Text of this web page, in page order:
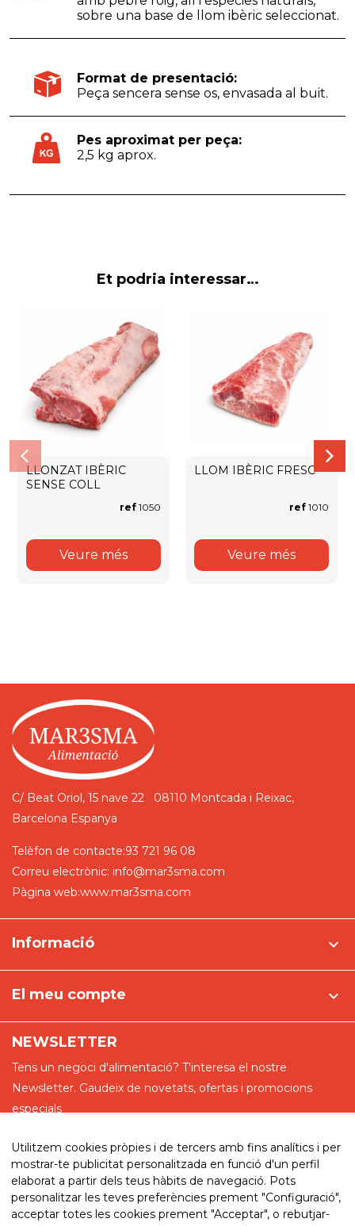
sobre una base de llom ibèric seleccionat.
Format de presentació:
Peça sencera sense os, envasada al buit.
Pes aproximat per peça:
2,5 kg aprox.
Et podria interessar…
LLONZAT IBÈRIC
SENSE COLL
ref1050
Veure més
LLOM IBÈRIC FRESC
ref1010
Veure més
C/ Beat Oriol, 15 nave 22
08110 Montcada i Reixac,
Barcelona Espanya
Telèfon de contacte:93 721 96 08
Correu electrònic: info@mar3sma.com
Pàgina web:www.mar3sma.com
Informació 
El meu compte 
NEWSLETTER
Tens un negoci d'alimentació? T'interesa el nostre
Newsletter. Gaudeix de novetats, ofertas i promocions
especials
He llegit i accepto la política de privadesa
Utilitzem cookies pròpies i de tercers amb fins analítics i per
mostrar-te publicitat personalitzada en funció d'un perfil
elaborat a partir dels teus hàbits de navegació. Pots
personalitzar les teves preferències prement "Configuració",
acceptar totes les cookies prement "Acceptar", o rebutjar-